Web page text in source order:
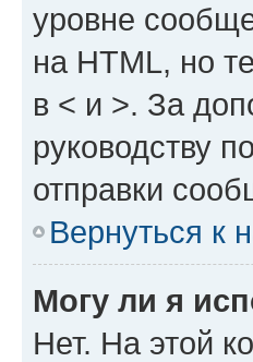
уровне
на HTML, но
в < и >. За
руководству
отправки
Вернуться к
Могу ли я
Нет. На этой